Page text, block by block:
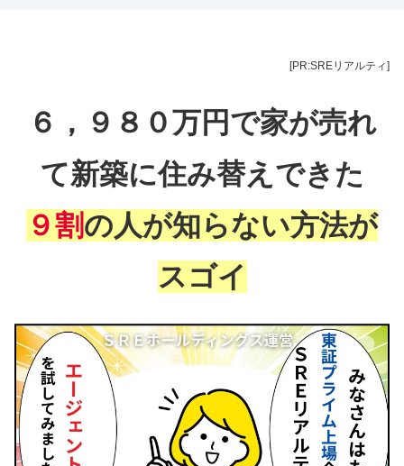
[PR:SREリアルティ]
６，９８０万円で家が売れ
て新築に住み替えできた
９割の人が知らない方法が
スゴイ